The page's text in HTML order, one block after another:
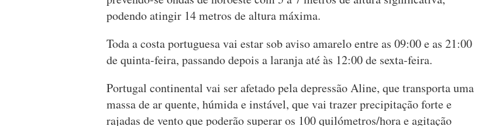
podendo atingir 14 metros de altura máxima.
Toda a costa portuguesa vai estar sob aviso amarelo entre as 09:00 e as 21:00
de quinta-feira, passando depois a laranja até às 12:00 de sexta-feira.
Portugal continental vai ser afetado pela depressão Aline, que transporta uma
massa de ar quente, húmida e instável, que vai trazer precipitação forte e
rajadas de vento que poderão superar os 100 quilómetros/hora e agitação